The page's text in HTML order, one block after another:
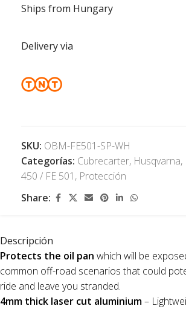
Ships from Hungary
Delivery via
SKU: OBM-FE501-SP-WH
Categorías: Cubrecarter, Husqvarna,
450 / FE 501 , Protección
Share:
Descripción
Protects the oil pan which will be
common off-road scenarios that could
ride and leave you stranded.
4mm thick laser cut aluminium–